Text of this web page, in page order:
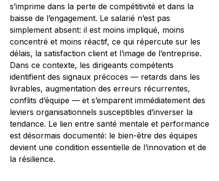
s’imprime dans la perte de compétitivité et dans la
baisse de l’engagement. Le salarié n’est pas
simplement absent: il est moins impliqué, moins
concentré et moins réactif, ce qui répercute sur les
délais, la satisfaction client et l’image de l’entreprise.
Dans ce contexte, les dirigeants compétents
identifient des signaux précoces — retards dans les
livrables, augmentation des erreurs récurrentes,
conflits d’équipe — et s’emparent immédiatement des
leviers organisationnels susceptibles d’inverser la
tendance. Le lien entre santé mentale et performance
est désormais documenté: le bien-être des équipes
devient une condition essentielle de l’innovation et de
la résilience.